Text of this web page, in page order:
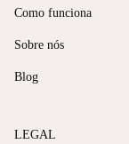
Como funciona
Sobre nós
Blog
LEGAL